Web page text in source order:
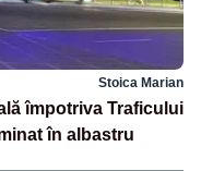
Stoica Marian
împotriva Traficului
în albastru